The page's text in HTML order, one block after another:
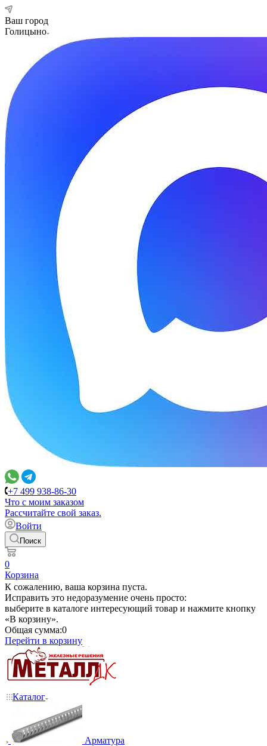
Ваш город
Голицыно
+7 499 938-86-30
Что с моим заказом
Расcчитайте свой заказ.
Войти
Поиск
0
Корзина
К сожалению, ваша корзина пуста.
Исправить это недоразумение очень просто:
выберите в каталоге интересующий товар и нажмите кнопку
«В корзину».
Общая сумма:0
Перейти в корзину
Каталог
Арматура